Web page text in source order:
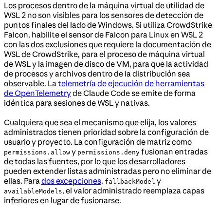
Los procesos dentro de la máquina virtual de utilidad de
WSL 2 no son visibles para los sensores de detección de
puntos finales del lado de Windows. Si utiliza CrowdStrike
Falcon, habilite el sensor de Falcon para Linux en WSL 2
con las dos exclusiones que requiere la documentación de
WSL de CrowdStrike, para el proceso de máquina virtual
de WSL y la imagen de disco de VM, para que la actividad
de procesos y archivos dentro de la distribución sea
observable. Latelemetría de ejecución de herramientas
de OpenTelemetryde Claude Code se emite de forma
idéntica para sesiones de WSL y nativas.
Cualquiera que sea el mecanismo que elija, los valores
administrados tienen prioridad sobre la configuración de
usuario y proyecto. La configuración de matriz como
permissions.allow y permissions.deny fusionan entradas
de todas las fuentes, por lo que los desarrolladores
pueden extender listas administradas pero no eliminar de
ellas. Parados excepciones, fallbackModel y
availableModels, el valor administrado reemplaza capas
inferiores en lugar de fusionarse.